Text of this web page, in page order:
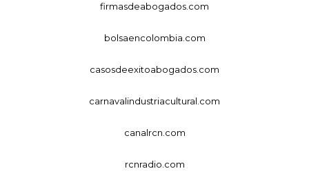
firmasdeabogados.com
bolsaencolombia.com
casosdeexitoabogados.com
carnavalindustriacultural.com
canalrcn.com
rcnradio.com